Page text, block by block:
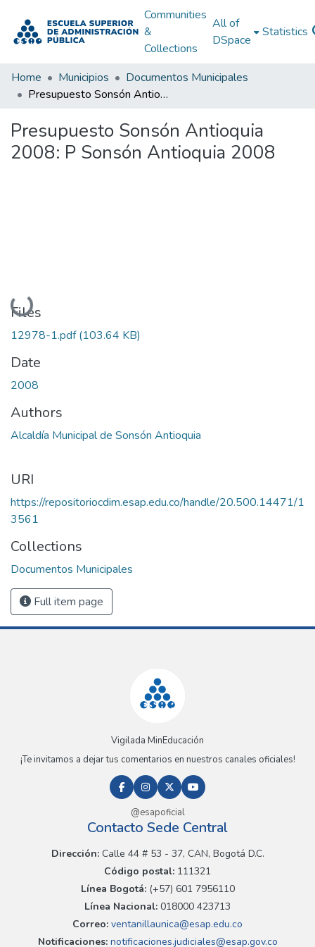
Communities
&
Collections
All of
DSpace
Statistics
Home Municipios
Documentos Municipales
Presupuesto Sonsón Antioquia 2008: P Sonsón Antioquia 2008
Presupuesto Sonsón Antioquia
2008: P Sonsón Antioquia 2008
Loading...
Files
12978-1.pdf(103.64 KB)
Date
2008
Authors
Alcaldía Municipal de Sonsón Antioquia
URI
https://repositoriocdim.esap.edu.co/handle/20.500.14471/1
3561
Collections
Documentos Municipales
Full item page
Vigilada MinEducación
¡Te invitamos a dejar tus comentarios en nuestros canales oficiales!
@esapoficial
Contacto Sede Central
Dirección:Calle 44 # 53 - 37, CAN, Bogotá D.C.
Código postal: 111321
Línea Bogotá:(+57) 601 7956110
Línea Nacional: 018000 423713
Correo: ventanillaunica@esap.edu.co
Notificaciones:notificaciones.judiciales@esap.gov.co